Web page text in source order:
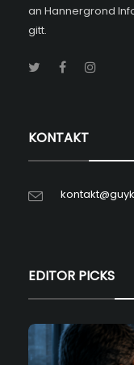
an Hannergrond
gitt.
KONTAKT
EDITOR PICKS